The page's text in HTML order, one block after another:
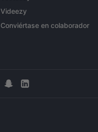
Videezy
Conviértase en colaborador